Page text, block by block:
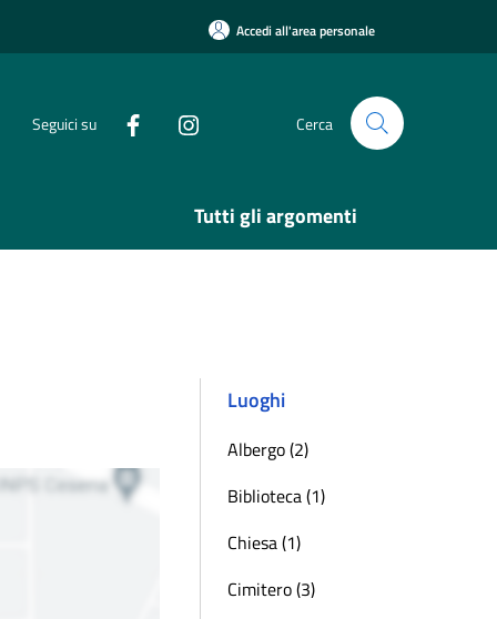
Accedi all'area personale
Seguici su Cerca
Tutti gli argomenti
Luoghi
Albergo (2)
Biblioteca (1)
Chiesa (1)
Cimitero (3)